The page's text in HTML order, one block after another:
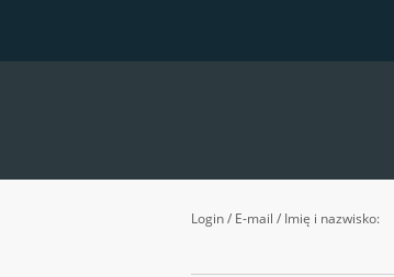
Login / E-mail / Imię i nazwisko: